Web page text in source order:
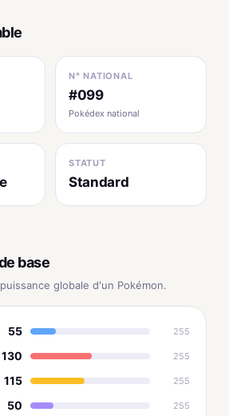
N° NATIONAL
#099
Pokédex national
STATUT
Standard
base
globale d'un Pokémon.
55 255
130 255
115 255
50 255